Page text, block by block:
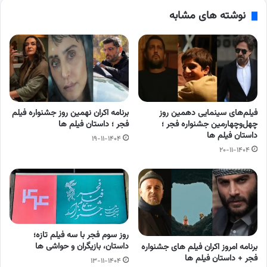
نوشته های مشابه
فیلم‌های سینمایی دهمین روز
چهل‌وچهارمین جشنواره فجر ؛
داستان فیلم ها
۲۰-۱۱-۱۴۰۴
برنامه اکران نهمین روز جشنواره فیلم
فجر ؛ داستان فیلم ها
۱۹-۱۱-۱۴۰۴
برنامه امروز اکران فیلم های جشنواره
فجر + داستان فیلم ها
روز سوم فجر با سه فیلم تازه؛
داستان، بازیگران و حواشی ها
۱۳-۱۱-۱۴۰۴